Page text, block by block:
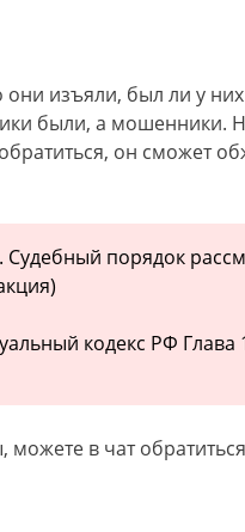
они изъяли, был ли у
были, а мошенники.
он сможет
Судебный порядок
кодекс РФ Глава
в чат обратиться